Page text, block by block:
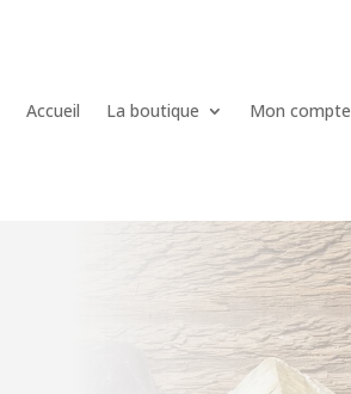
Accueil La boutique Mon compte